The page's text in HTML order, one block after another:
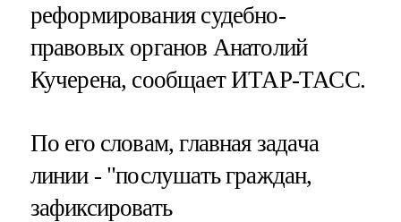
реформирования судебно-
правовых органов Анатолий
Кучерена, сообщает ИТАР-ТАСС.
По его словам, главная задача
линии - "послушать граждан,
зафиксировать